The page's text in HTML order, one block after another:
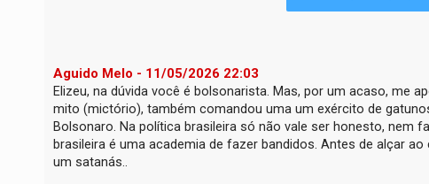
Aguido Melo - 11/05/2026 22:03
Elizeu, na dúvida você é bolsonarista. Mas, por um acaso, me
mito (mictório), também comandou uma um exército de
Bolsonaro. Na política brasileira só não vale ser honesto, nem
brasileira é uma academia de fazer bandidos. Antes de alçar
um satanás..